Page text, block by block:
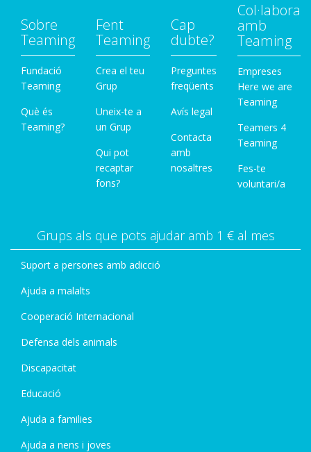
Sobre
Teaming
Fundació
Teaming
Què és
Teaming?
Fent
Teaming
Crea el teu
Grup
Uneix-te a
un Grup
Qui pot
recaptar
fons?
Cap
dubte?
Preguntes
freqüents
Avís legal
Contacta
amb
nosaltres
Col·labora
amb
Teaming
Empreses
Here we are
Teaming
Teamers 4
Teaming
Fes-te
voluntari/a
Grups als que pots ajudar amb 1 € al mes
Suport a persones amb adicció
Ajuda a malalts
Cooperació Internacional
Defensa dels animals
Discapacitat
Educació
Ajuda a families
Ajuda a nens i joves